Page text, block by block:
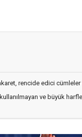
rencide edici cümleler
ve büyük